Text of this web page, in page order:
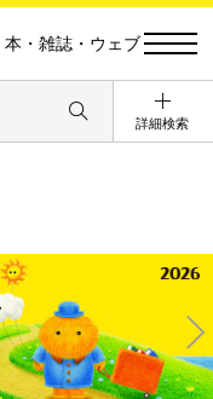
本・雑誌・ウェブ
詳細検索
Ne